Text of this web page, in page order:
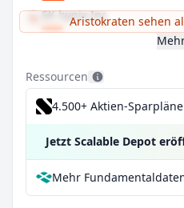
SK hynix Inc
Aristokraten sehen
Ressourcen
4.500+ Aktien-
Jetzt Scalable Depot